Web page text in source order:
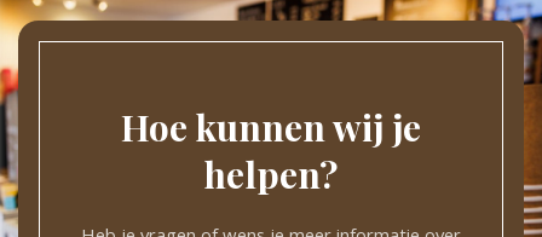
Hoe kunnen wij je
helpen?